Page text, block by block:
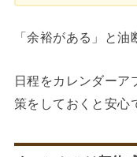
「余裕がある」と油
日程をカレンダーア
策をしておくと安心